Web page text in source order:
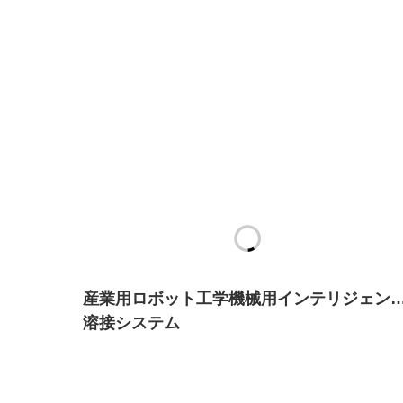
産業用ロボット工学機械用インテリジェン
溶接システム